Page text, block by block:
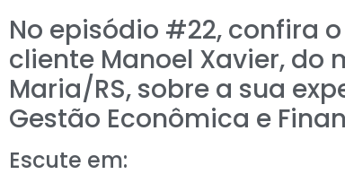
No episódio #22, confira
cliente Manoel Xavier, do
Maria/RS, sobre a sua
Gestão Econômica e
Escute em: